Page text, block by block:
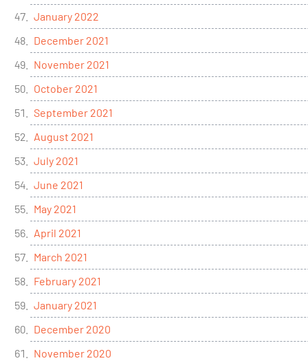
January 2022
December 2021
November 2021
October 2021
September 2021
August 2021
July 2021
June 2021
May 2021
April 2021
March 2021
February 2021
January 2021
December 2020
November 2020